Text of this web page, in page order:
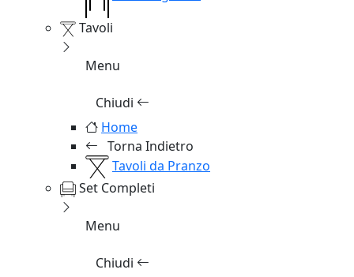
Tavoli
Menu
Chiudi
Home
Torna Indietro
Tavoli da Pranzo
Set Completi
Menu
Chiudi